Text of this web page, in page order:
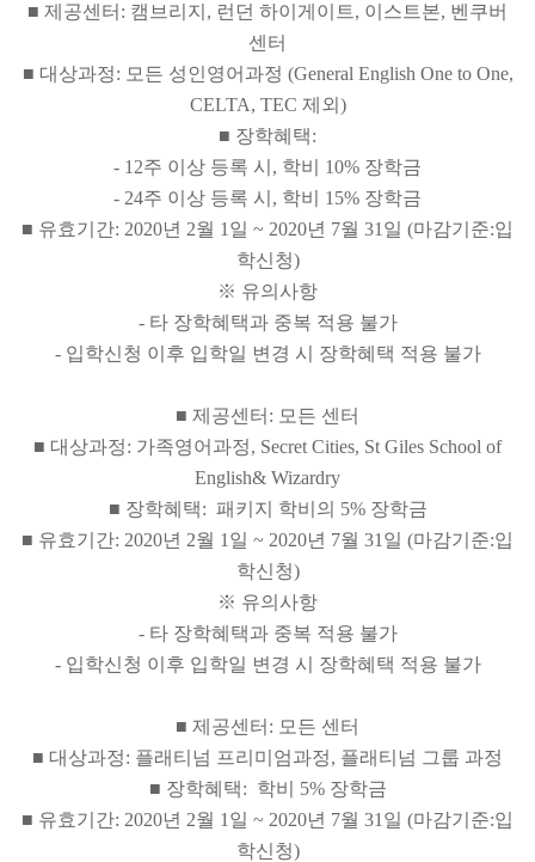
■ 제공센터: 캠브리지, 런던 하이게이트, 이스트본, 벤쿠버
센터
■ 대상과정: 모든 성인영어과정 (General English One to One,
CELTA, TEC 제외)
■ 장학혜택:
- 12주 이상 등록 시, 학비 10% 장학금
- 24주 이상 등록 시, 학비 15% 장학금
■ 유효기간: 2020년 2월 1일 ~ 2020년 7월 31일 (마감기준:입
학신청)
※ 유의사항
- 타 장학혜택과 중복 적용 불가
- 입학신청 이후 입학일 변경 시 장학혜택 적용 불가
■ 제공센터: 모든 센터
■ 대상과정: 가족영어과정, Secret Cities, St Giles School of
English& Wizardry
■ 장학혜택: 패키지 학비의 5% 장학금
■ 유효기간: 2020년 2월 1일 ~ 2020년 7월 31일 (마감기준:입
학신청)
※ 유의사항
- 타 장학혜택과 중복 적용 불가
- 입학신청 이후 입학일 변경 시 장학혜택 적용 불가
■ 제공센터: 모든 센터
■ 대상과정: 플래티넘 프리미엄과정, 플래티넘 그룹 과정
■ 장학혜택: 학비 5% 장학금
■ 유효기간: 2020년 2월 1일 ~ 2020년 7월 31일 (마감기준:입
학신청)